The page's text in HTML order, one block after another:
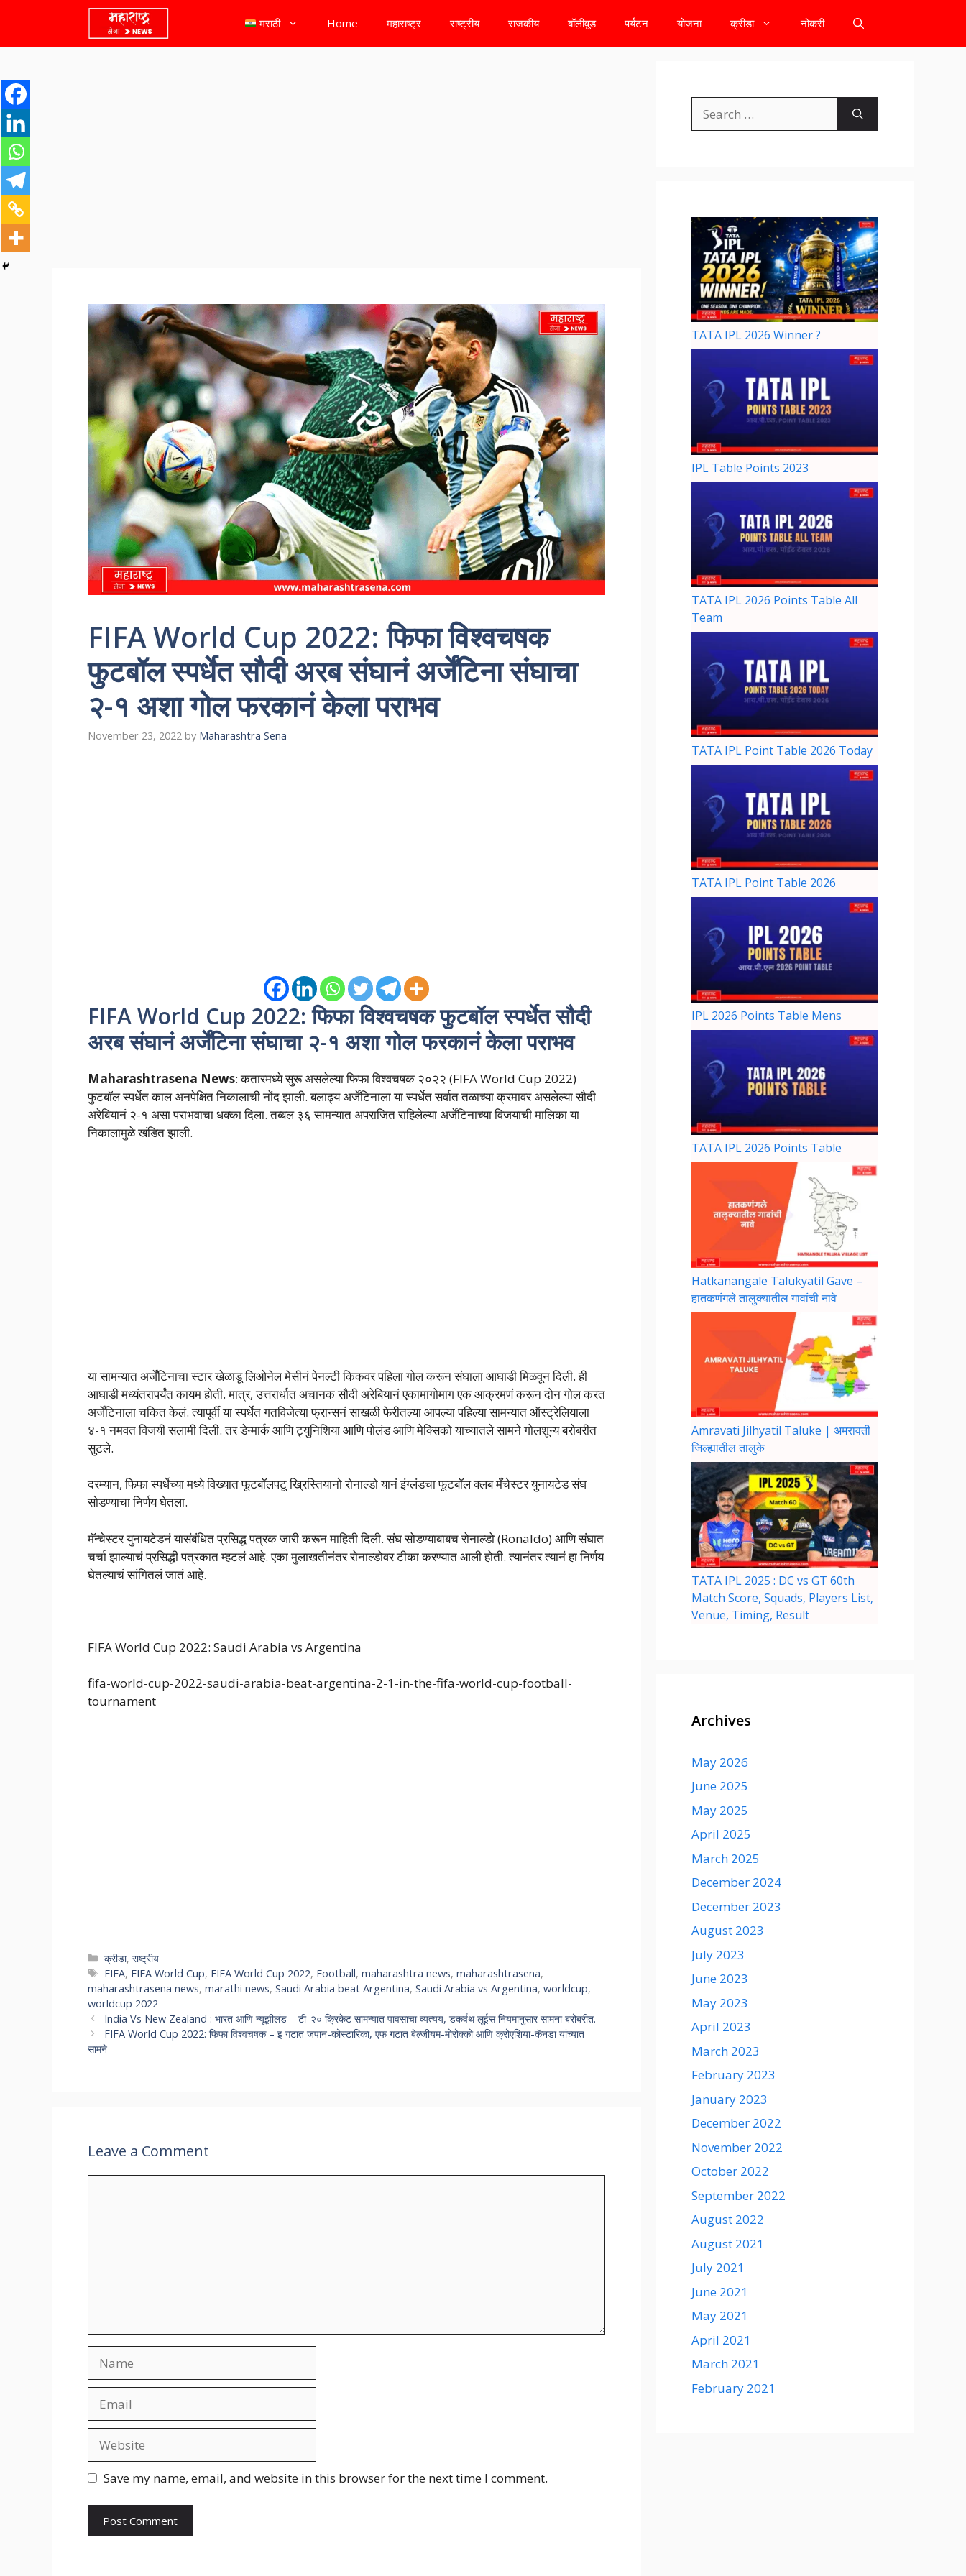
मराठी Home महाराष्ट्र राष्ट्रीय राजकीय बॉलीवूड पर्यटन योजना क्रीडा नोकरी
FIFA World Cup 2022: फिफा विश्वचषक
फुटबॉल स्पर्धेत सौदी अरब संघानं अर्जेंटिना संघाचा
२-१ अशा गोल फरकानं केला पराभव
November 23, 2022 by Maharashtra Sena
FIFA World Cup 2022: फिफा विश्वचषक फुटबॉल स्पर्धेत सौदी
अरब संघानं अर्जेंटिना संघाचा २-१ अशा गोल फरकानं केला पराभव
Maharashtrasena News: कतारमध्ये सुरू असलेल्या फिफा विश्वचषक २०२२ (FIFA World Cup 2022)
फुटबॉल स्पर्धेत काल अनपेक्षित निकालाची नोंद झाली. बलाढ्य अर्जेंटिनाला या स्पर्धेत सर्वात तळाच्या क्रमावर असलेल्या सौदी
अरेबियानं २-१ असा पराभवाचा धक्का दिला. तब्बल ३६ सामन्यात अपराजित राहिलेल्या अर्जेंटिनाच्या विजयाची मालिका या
निकालामुळे खंडित झाली.
या सामन्यात अर्जेंटिनाचा स्टार खेळाडू लिओनेल मेसीनं पेनल्टी किकवर पहिला गोल करून संघाला आघाडी मिळवून दिली. ही
आघाडी मध्यंतरापर्यंत कायम होती. मात्र, उत्तरार्धात अचानक सौदी अरेबियानं एकामागोमाग एक आक्रमणं करून दोन गोल करत
अर्जेंटिनाला चकित केलं. त्यापूर्वी या स्पर्धेत गतविजेत्या फ्रान्सनं साखळी फेरीतल्या आपल्या पहिल्या सामन्यात ऑस्ट्रेलियाला
४-१ नमवत विजयी सलामी दिली. तर डेन्मार्क आणि ट्युनिशिया आणि पोलंड आणि मेक्सिको याच्यातले सामने गोलशून्य बरोबरीत
सुटले.
दरम्यान, फिफा स्पर्धेच्या मध्ये विख्यात फूटबॉलपटू ख्रिस्तियानो रोनाल्डो यानं इंग्लंडचा फूटबॉल क्लब मँचेस्टर युनायटेड संघ
सोडण्याचा निर्णय घेतला.
मॅन्चेस्टर युनायटेडनं यासंबंधित प्रसिद्ध पत्रक जारी करून माहिती दिली. संघ सोडण्याबाबच रोनाल्डो (Ronaldo) आणि संघात
चर्चा झाल्याचं प्रसिद्धी पत्रकात म्हटलं आहे. एका मुलाखतीनंतर रोनाल्डोवर टीका करण्यात आली होती. त्यानंतर त्यानं हा निर्णय
घेतल्याचं सांगितलं जातं आहे.
FIFA World Cup 2022: Saudi Arabia vs Argentina
fifa-world-cup-2022-saudi-arabia-beat-argentina-2-1-in-the-fifa-world-cup-football-
tournament
क्रीडा,राष्ट्रीय
FIFA, FIFA World Cup, FIFA World Cup 2022, Football,maharashtra news,maharashtrasena,
maharashtrasena news, marathi news, Saudi Arabia beat Argentina, Saudi Arabia vs Argentina, worldcup,
worldcup 2022
India Vs New Zealand : भारत आणि न्यूझीलंड – टी-२० क्रिकेट सामन्यात पावसाचा व्यत्यय, डकर्वथ लुईस नियमानुसार सामना बरोबरीत.
FIFA World Cup 2022: फिफा विश्वचषक – इ गटात जपान-कोस्टारिका, एफ गटात बेल्जीयम-मोरोक्को आणि क्रोएशिया-कॅनडा यांच्यात
सामने
Leave a Comment
Save my name, email, and website in this browser for the next time I comment.
TATA IPL 2026 Winner ?
IPL Table Points 2023
TATA IPL 2026 Points Table All
Team
TATA IPL Point Table 2026 Today
TATA IPL Point Table 2026
IPL 2026 Points Table Mens
TATA IPL 2026 Points Table
Hatkanangale Talukyatil Gave –
हातकणंगले तालुक्यातील गावांची नावे
Amravati Jilhyatil Taluke | अमरावती
जिल्ह्यातील तालुके
TATA IPL 2025 : DC vs GT 60th
Match Score, Squads, Players List,
Venue, Timing, Result
Archives
May 2026
June 2025
May 2025
April 2025
March 2025
December 2024
December 2023
August 2023
July 2023
June 2023
May 2023
April 2023
March 2023
February 2023
January 2023
December 2022
November 2022
October 2022
September 2022
August 2022
August 2021
July 2021
June 2021
May 2021
April 2021
March 2021
February 2021